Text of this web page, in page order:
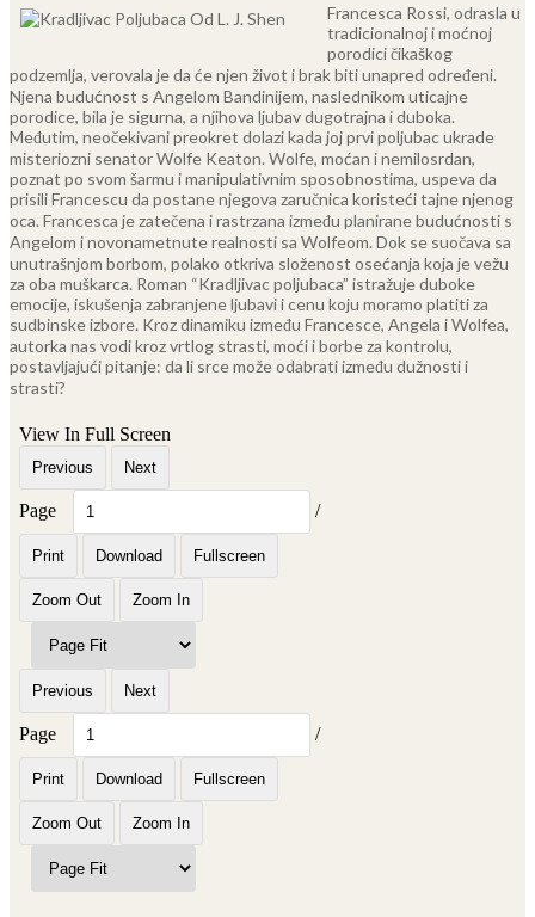
Francesca Rossi, odrasla u
tradicionalnoj i moćnoj
porodici čikaškog
podzemlja, verovala je da će njen život i brak biti unapred određeni.
Njena budućnost s Angelom Bandinijem, naslednikom uticajne
porodice, bila je sigurna, a njihova ljubav dugotrajna i duboka.
Međutim, neočekivani preokret dolazi kada joj prvi poljubac ukrade
misteriozni senator Wolfe Keaton. Wolfe, moćan i nemilosrdan,
poznat po svom šarmu i manipulativnim sposobnostima, uspeva da
prisili Francescu da postane njegova zaručnica koristeći tajne njenog
oca. Francesca je zatečena i rastrzana između planirane budućnosti s
Angelom i novonametnute realnosti sa Wolfeom. Dok se suočava sa
unutrašnjom borbom, polako otkriva složenost osećanja koja je vežu
za oba muškarca. Roman “Kradljivac poljubaca” istražuje duboke
emocije, iskušenja zabranjene ljubavi i cenu koju moramo platiti za
sudbinske izbore. Kroz dinamiku između Francesce, Angela i Wolfea,
autorka nas vodi kroz vrtlog strasti, moći i borbe za kontrolu,
postavljajući pitanje: da li srce može odabrati između dužnosti i
strasti?